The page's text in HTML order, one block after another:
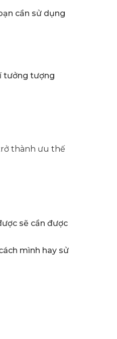
cần sử dụng
tưởng tượng
thành ưu thế
sẽ cần được
mình hay sử